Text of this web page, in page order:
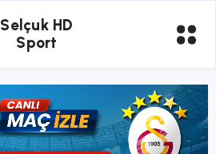
Selçuk HD
Sport